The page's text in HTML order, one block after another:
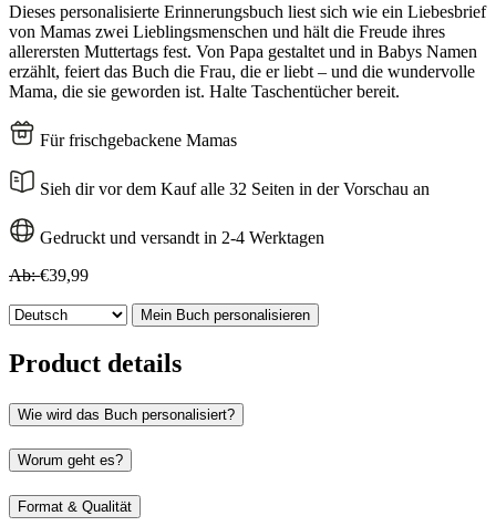
Dieses personalisierte Erinnerungsbuch liest sich wie ein Liebesbrief
von Mamas zwei Lieblingsmenschen und hält die Freude ihres
allerersten Muttertags fest. Von Papa gestaltet und in Babys Namen
erzählt, feiert das Buch die Frau, die er liebt – und die wundervolle
Mama, die sie geworden ist. Halte Taschentücher bereit.
Für frischgebackene Mamas
Sieh dir vor dem Kauf alle 32 Seiten in der Vorschau an
Gedruckt und versandt in 2-4 Werktagen
Ab:€39,99
Mein Buch personalisieren
Product details
Wie wird das Buch personalisiert?
Worum geht es?
Format & Qualität